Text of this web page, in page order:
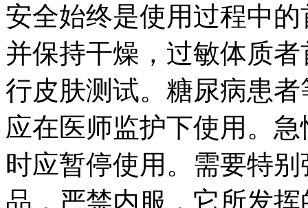
安全始终是使用过程中
并保持干燥，过敏体质
行皮肤测试。糖尿病患
应在医师监护下使用。
时应暂停使用。需要特
品，严禁内服，它所发